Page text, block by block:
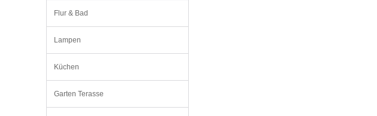
Flur & Bad
Lampen
Küchen
Garten Terasse